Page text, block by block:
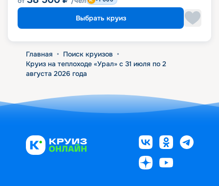
Выбрать круиз
Главная • Поиск круизов •
Круиз на теплоходе «Урал» с 31 июля по 2
августа 2026 года